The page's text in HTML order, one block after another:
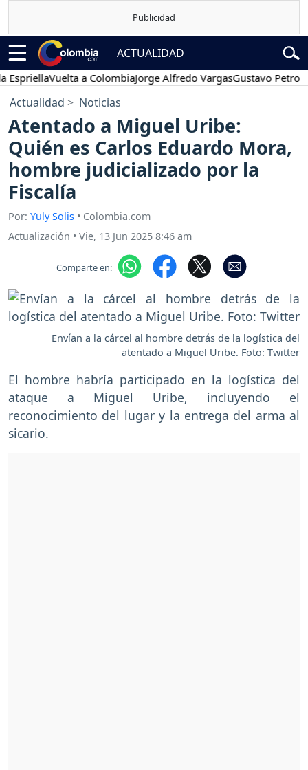
ACTUALIDAD
Vuelta a ColombiaJorge Alfredo VargasGustavo Petro
Actualidad Noticias
Atentado a Miguel Uribe:
Quién es Carlos Eduardo Mora,
hombre judicializado por la
Fiscalía
Por: Yuly Solis • Colombia.com
Actualización • Vie, 13 Jun 2025 8:46 am
Comparte en:
Envían a la cárcel al hombre detrás de la logística del
atentado a Miguel Uribe. Foto: Twitter
El hombre habría participado en la logística del
ataque a Miguel Uribe, incluyendo el
reconocimiento del lugar y la entrega del arma al
sicario.